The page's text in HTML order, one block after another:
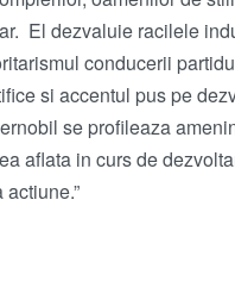
El dezvaluie racilele
conducerii
si accentul pus pe
se profileaza
aflata in curs de